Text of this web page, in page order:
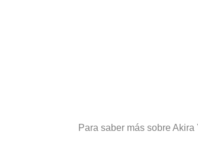
Para saber más sobre